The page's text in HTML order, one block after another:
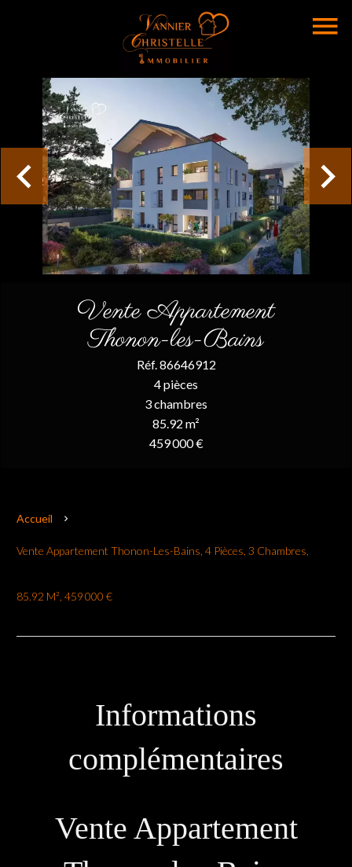
Vente Appartement
Thonon-les-Bains
Réf. 86646912
4 pièces
3 chambres
85.92 m²
459 000 €
Accueil
Vente Appartement Thonon-Les-Bains, 4 Pièces, 3 Chambres,
85.92 M², 459 000 €
Informations
complémentaires
Vente Appartement